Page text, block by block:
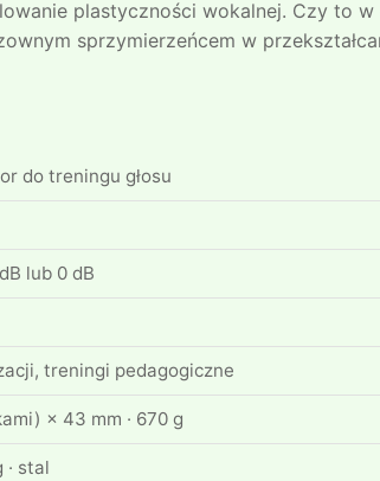
plastyczności wokalnej. Czy to
sprzymierzeńcem w
do treningu głosu
lub 0 dB
treningi pedagogiczne
× 43 mm · 670 g
· stal